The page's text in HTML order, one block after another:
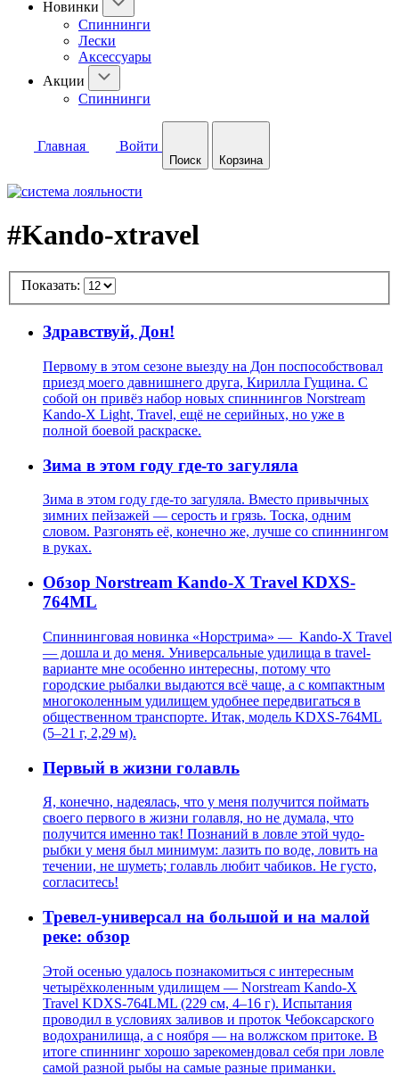
Новинки
Спиннинги
Лески
Аксессуары
Акции
Спиннинги
Главная Войти
Поиск Корзина
#Kando-xtravel
Показать:
Здравствуй, Дон!
Первому в этом сезоне выезду на Дон поспособствовал
приезд моего давнишнего друга, Кирилла Гущина. С
собой он привёз набор новых спиннингов Norstream
Kando-X Light, Travel, ещё не серийных, но уже в
полной боевой раскраске.
Зима в этом году где-то загуляла
Зима в этом году где-то загуляла. Вместо привычных
зимних пейзажей — серость и грязь. Тоска, одним
словом. Разгонять её, конечно же, лучше со спиннингом
в руках.
Обзор Norstream Kando-X Travel KDXS-
764ML
Спиннинговая новинка «Норстрима» — Kando-X Travel
— дошла и до меня. Универсальные удилища в travel-
варианте мне особенно интересны, потому что
городские рыбалки выдаются всё чаще, а с компактным
многоколенным удилищем удобнее передвигаться в
общественном транспорте. Итак, модель KDXS-764ML
(5–21 г, 2,29 м).
Первый в жизни голавль
Я, конечно, надеялась, что у меня получится поймать
своего первого в жизни голавля, но не думала, что
получится именно так! Познаний в ловле этой чудо-
рыбки у меня был минимум: лазить по воде, ловить на
течении, не шуметь; голавль любит чабиков. Не густо,
согласитесь!
Тревел-универсал на большой и на малой
реке: обзор
Этой осенью удалось познакомиться с интересным
четырёхколенным удилищем — Norstream Kando-X
Travel KDXS-764LML (229 см, 4–16 г). Испытания
проводил в условиях заливов и проток Чебоксарского
водохранилища, а с ноября — на волжском притоке. В
итоге спиннинг хорошо зарекомендовал себя при ловле
самой разной рыбы на самые разные приманки.